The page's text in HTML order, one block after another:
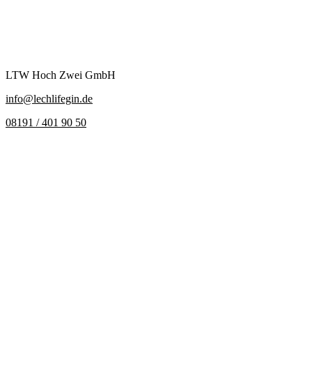
LTW Hoch Zwei GmbH
info@lechlifegin.de
08191 / 401 90 50